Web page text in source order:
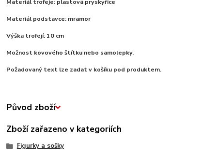
Materiál trofeje: plastová pryskyřice
Materiál podstavce: mramor
Výška trofejí: 10 cm
Možnost kovového štítku nebo samolepky.
Požadovaný text lze zadat v košíku pod produktem.
Původ zboží
Zboží zařazeno v kategoriích
Figurky a sošky